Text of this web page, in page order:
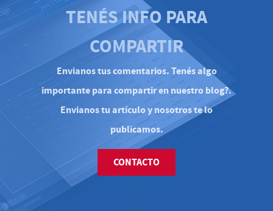
TENÉS INFO PARA
COMPARTIR
Envianos tus comentarios. Tenés algo
importante para compartir en nuestro blog?.
Envianos tu artículo y nosotros te lo
publicamos.
CONTACTO